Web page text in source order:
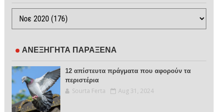
ΑΝΕΞΗΓΗΤΑ ΠΑΡΑΞΕΝΑ
12 απίστευτα πράγματα που αφορούν τα
περιστέρια
Sourta Ferta Aug 31, 2024